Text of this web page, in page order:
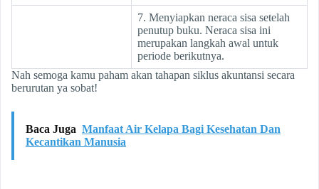
7. Menyiapkan neraca sisa setelah
penutup buku. Neraca sisa ini
merupakan langkah awal untuk
periode berikutnya.
Nah semoga kamu paham akan tahapan siklus akuntansi secara
berurutan ya sobat!
Baca Juga Manfaat Air Kelapa Bagi Kesehatan Dan
Kecantikan Manusia